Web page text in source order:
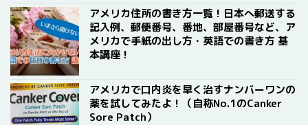
アメリカ住所の書き方一覧！日本へ郵送する
記入例、郵便番号、番地、部屋番号など、ア
メリカで手紙の出し方・英語での書き方 基
本講座！
アメリカで口内炎を早く治すナンバーワンの
薬を試してみたよ！（自称No.1のCanker
Sore Patch）